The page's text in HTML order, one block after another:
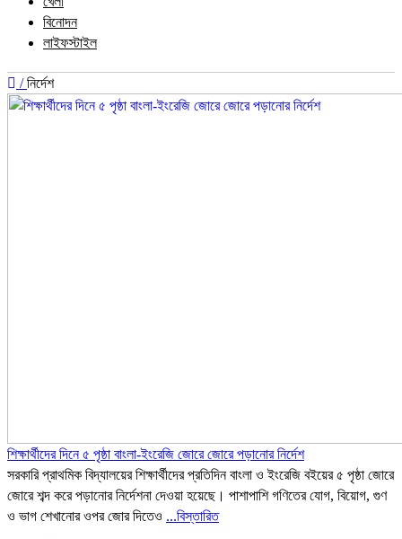
বিনোদন
লাইফস্টাইল
/নির্দেশ
শিক্ষার্থীদের দিনে ৫ পৃষ্ঠা বাংলা-ইংরেজি জোরে জোরে পড়ানোর নির্দেশ
সরকারি প্রাথমিক বিদ্যালয়ের শিক্ষার্থীদের প্রতিদিন বাংলা ও ইংরেজি বইয়ের ৫ পৃষ্ঠা জোরে
জোরে শব্দ করে পড়ানোর নির্দেশনা দেওয়া হয়েছে। পাশাপাশি গণিতের যোগ, বিয়োগ, গুণ
ও ভাগ শেখানোর ওপর জোর দিতেও ...বিস্তারিত